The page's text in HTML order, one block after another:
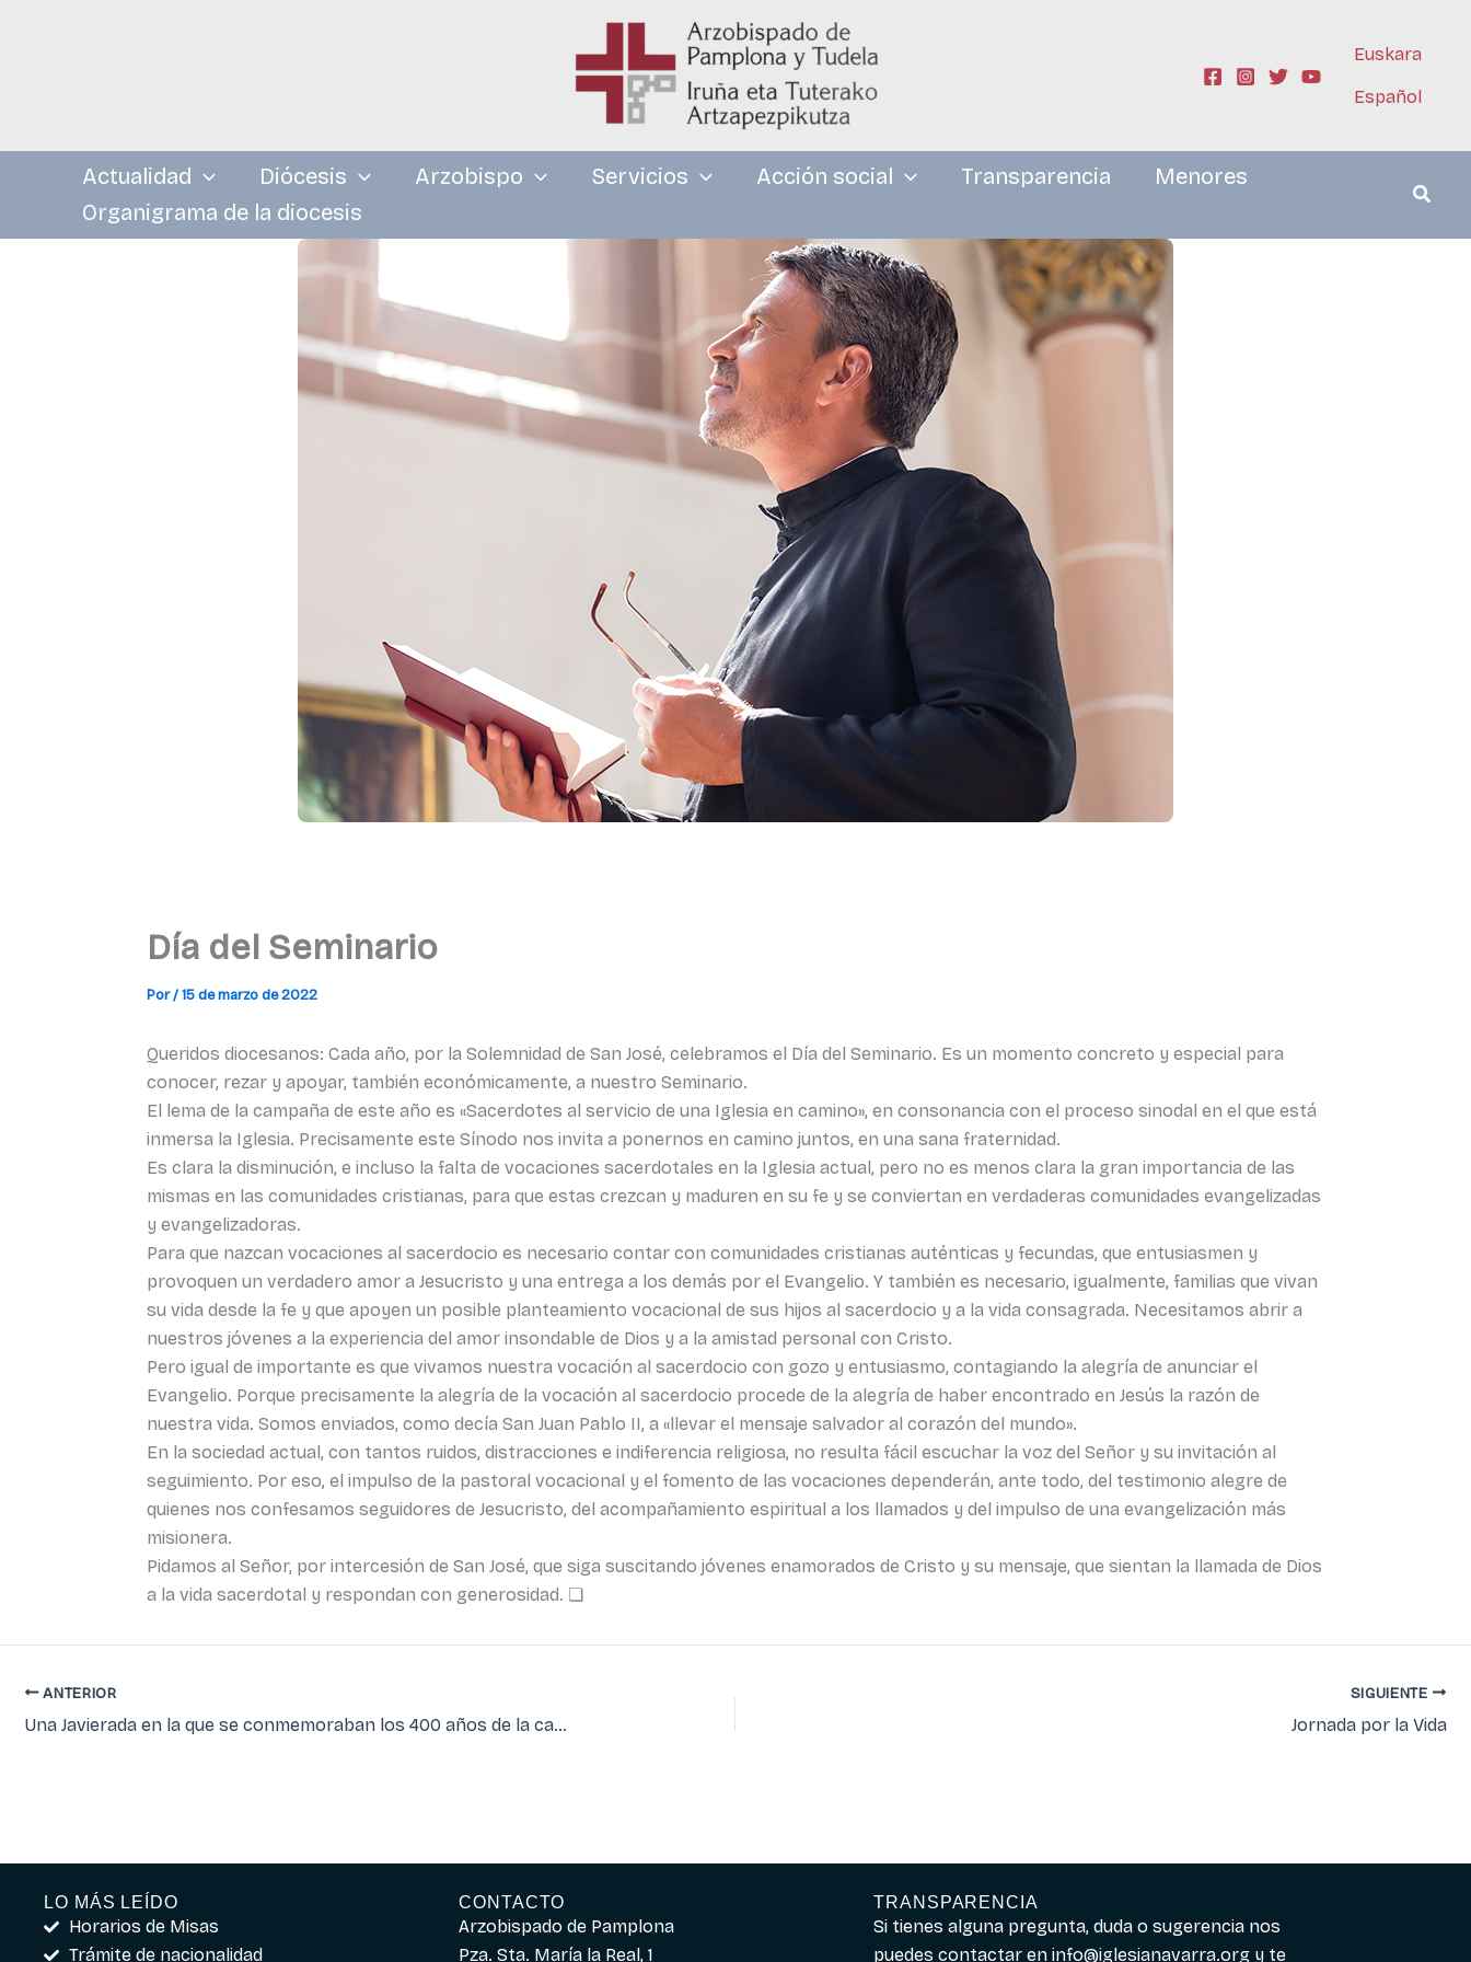
Euskara
Español
Actualidad Diócesis Arzobispo Servicios Acción social Transparencia
Menores
Organigrama de la diocesis
Día del Seminario
Por/15 de marzo de 2022
Queridos diocesanos: Cada año, por la Solemnidad de San José, celebramos el Día del Seminario. Es un momento concreto y especial para
conocer, rezar y apoyar, también económicamente, a nuestro Seminario.
El lema de la campaña de este año es «Sacerdotes al servicio de una Iglesia en camino», en consonancia con el proceso sinodal en el que está
inmersa la Iglesia. Precisamente este Sínodo nos invita a ponernos en camino juntos, en una sana fraternidad.
Es clara la disminución, e incluso la falta de vocaciones sacerdotales en la Iglesia actual, pero no es menos clara la gran importancia de las
mismas en las comunidades cristianas, para que estas crezcan y maduren en su fe y se conviertan en verdaderas comunidades evangelizadas
y evangelizadoras.
Para que nazcan vocaciones al sacerdocio es necesario contar con comunidades cristianas auténticas y fecundas, que entusiasmen y
provoquen un verdadero amor a Jesucristo y una entrega a los demás por el Evangelio. Y también es necesario, igualmente, familias que vivan
su vida desde la fe y que apoyen un posible planteamiento vocacional de sus hijos al sacerdocio y a la vida consagrada. Necesitamos abrir a
nuestros jóvenes a la experiencia del amor insondable de Dios y a la amistad personal con Cristo.
Pero igual de importante es que vivamos nuestra vocación al sacerdocio con gozo y entusiasmo, contagiando la alegría de anunciar el
Evangelio. Porque precisamente la alegría de la vocación al sacerdocio procede de la alegría de haber encontrado en Jesús la razón de
nuestra vida. Somos enviados, como decía San Juan Pablo II, a «llevar el mensaje salvador al corazón del mundo».
En la sociedad actual, con tantos ruidos, distracciones e indiferencia religiosa, no resulta fácil escuchar la voz del Señor y su invitación al
seguimiento. Por eso, el impulso de la pastoral vocacional y el fomento de las vocaciones dependerán, ante todo, del testimonio alegre de
quienes nos confesamos seguidores de Jesucristo, del acompañamiento espiritual a los llamados y del impulso de una evangelización más
misionera.
Pidamos al Señor, por intercesión de San José, que siga suscitando jóvenes enamorados de Cristo y su mensaje, que sientan la llamada de Dios
a la vida sacerdotal y respondan con generosidad. ❏
ANTERIOR
Una Javierada en la que se conmemoraban los 400 años de la canonización de San Francisco Javier
SIGUIENTE
Jornada por la Vida
LO MÁS LEÍDO
Horarios de Misas
Trámite de nacionalidad
CONTACTO
Arzobispado de Pamplona
Pza. Sta. María la Real, 1
TRANSPARENCIA
Si tienes alguna pregunta, duda o sugerencia nos
puedes contactar eninfo@iglesianavarra.org y te